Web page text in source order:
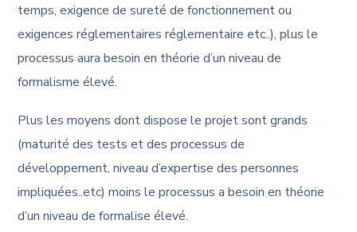
temps, exigence de sureté de fonctionnement ou
exigences réglementaires réglementaire etc..), plus le
processus aura besoin en théorie d’un niveau de
formalisme élevé.
Plus les moyens dont dispose le projet sont grands
(maturité des tests et des processus de
développement, niveau d’expertise des personnes
impliquées..etc) moins le processus a besoin en théorie
d’un niveau de formalise élevé.